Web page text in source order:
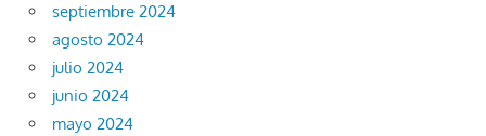
septiembre 2024
agosto 2024
julio 2024
junio 2024
mayo 2024